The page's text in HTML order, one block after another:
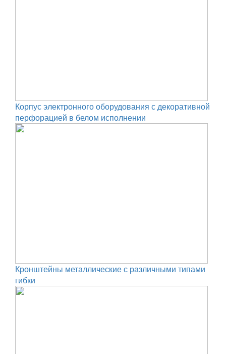
Корпус электронного оборудования с декоративной
перфорацией в белом исполнении
Кронштейны металлические с различными типами
гибки